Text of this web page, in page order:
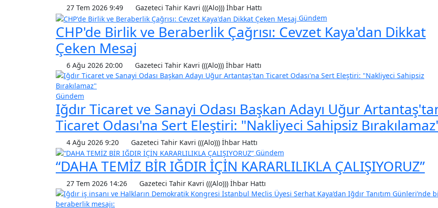
27 Tem 2026 9:49
Gazeteci Tahir Kavri (((Alo))) İhbar Hattı
Gündem
CHP'de Birlik ve Beraberlik Çağrısı: Cevzet Kaya'dan Dikkat
Çeken Mesaj
6 Ağu 2026 20:00 Gazeteci Tahir Kavri (((Alo))) İhbar Hattı
Gündem
Iğdır Ticaret ve Sanayi Odası Başkan Adayı Uğur
Ticaret Odası'na Sert Eleştiri: "Nakliyeci Sahipsiz
4 Ağu 2026 9:20
Gazeteci Tahir Kavri (((Alo))) İhbar Hattı
Gündem
“DAHA TEMİZ BİR IĞDIR İÇİN KARARLILIKLA ÇALIŞIYORUZ”
27 Tem 2026 14:26 Gazeteci Tahir Kavri (((Alo))) İhbar Hattı